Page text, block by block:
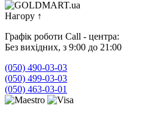
Нагору ↑
Графік роботи Call - центра:
Без вихідних, з 9:00 до 21:00
(050) 490-03-03
(050) 499-03-03
(050) 463-03-01